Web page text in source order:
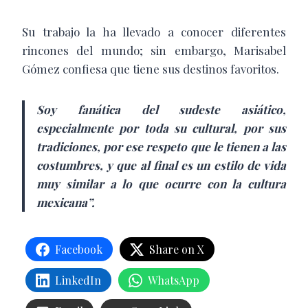
Su trabajo la ha llevado a conocer diferentes
rincones del mundo; sin embargo, Marisabel
Gómez confiesa que tiene sus destinos favoritos.
Soy fanática del sudeste asiático,
especialmente por toda su cultural, por sus
tradiciones, por ese respeto que le tienen a las
costumbres, y que al final es un estilo de vida
muy similar a lo que ocurre con la cultura
mexicana”.
Facebook Share on X
LinkedIn WhatsApp